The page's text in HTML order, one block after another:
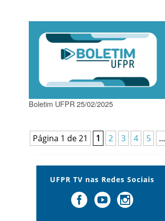
Boletim UFPR 25/02/2025
Página 1 de 21 1 2 3 4 5 ...
UFPR TV nas Redes Sociais